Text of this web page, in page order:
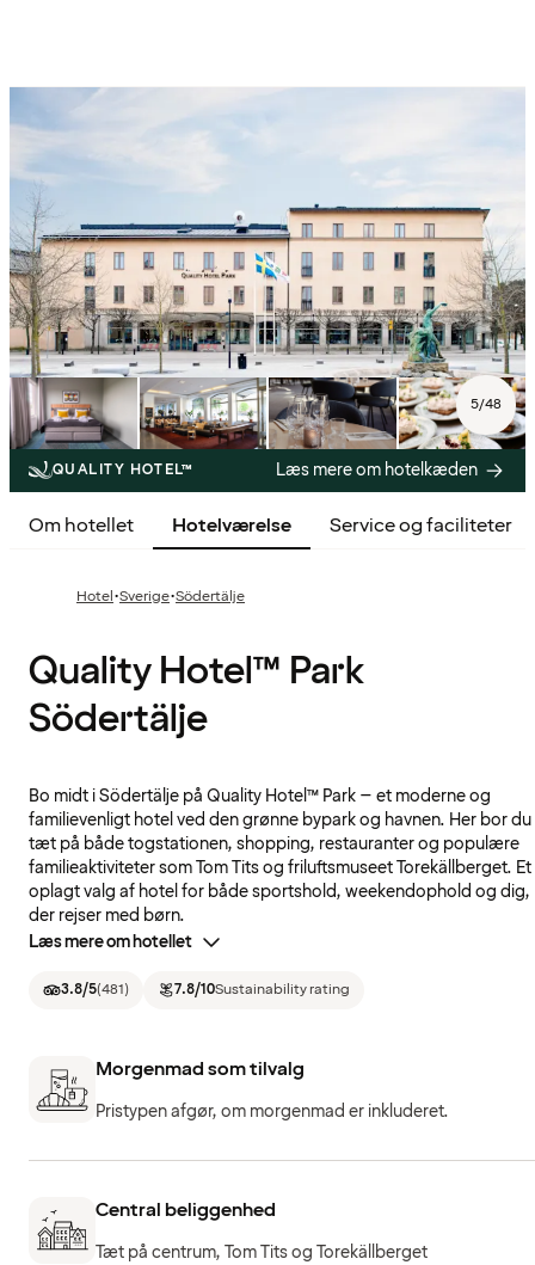
5/48
QUALITY HOTEL™ Læs mere om hotelkæden
Om hotellet Hotelværelse Service og faciliteter
Hotel·Sverige·Södertälje
Quality Hotel™ Park
Södertälje
Bo midt i Södertälje på Quality Hotel™ Park – et moderne og
familievenligt hotel ved den grønne bypark og havnen. Her bor du
tæt på både togstationen, shopping, restauranter og populære
familieaktiviteter som Tom Tits og friluftsmuseet Torekällberget. Et
oplagt valg af hotel for både sportshold, weekendophold og dig,
der rejser med børn.
Læs mere om hotellet
3.8/5(481) 7.8/10Sustainability rating
Morgenmad som tilvalg
Pristypen afgør, om morgenmad er inkluderet.
Central beliggenhed
Tæt på centrum, Tom Tits og Torekällberget